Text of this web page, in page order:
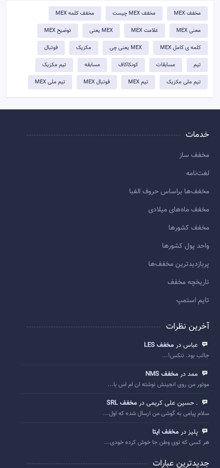
مخفف MEX مخفف MEX چیست مخفف کلمه MEX
معنی MEX علامت MEX MEX یعنی توضيح MEX
کلمه ی کامل MEX MEX یعنی چی مکزیک فوتبال
تیم مسابقات کونکاکاف مسابقه تیم مکزیک
تیم ملی مکزیک تیم MEX فوتبال MEX تیم ملی MEX
خدمات
مخفف ساز
لغت‌نامه
مخفف‌ها براساس حروف الفبا
مخفف ماه‌های میلادی
مخفف کشورها
واحد پول کشورها
پربازديدترين مخفف‌ها
تاريخچه مخفف
تایم استمپ
آخرین نظرات
عباس در مخفف LES
جالب بود. تنکس!...
ممد در مخفف NMS
موتور من روی انجینش نوشته ان ام اس با...
. حسین علی کریمی در مخفف SRL
سلام پیامی به گوشی من ارسال شده که اول...
پلیز در مخفف ایتا
هر کسی که توی وطن جا خوش کرده خودی...
جدیدترین عبارات